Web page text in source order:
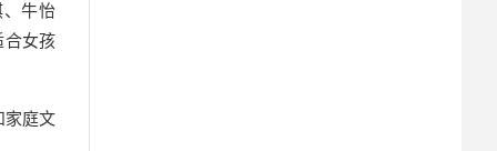
牛怡
合女孩
家庭文